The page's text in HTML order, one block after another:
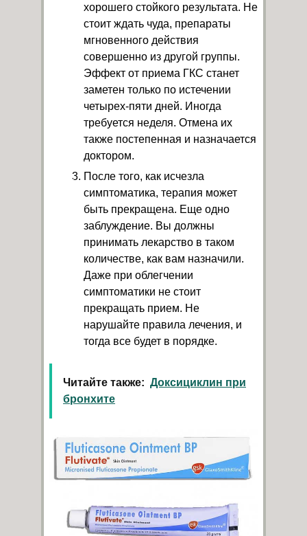
хорошего стойкого результата. Не
стоит ждать чуда, препараты
мгновенного действия
совершенно из другой группы.
Эффект от приема ГКС станет
заметен только по истечении
четырех-пяти дней. Иногда
требуется неделя. Отмена их
также постепенная и назначается
доктором.
После того, как исчезла
симптоматика, терапия может
быть прекращена. Еще одно
заблуждение. Вы должны
принимать лекарство в таком
количестве, как вам назначили.
Даже при облегчении
симптоматики не стоит
прекращать прием. Не
нарушайте правила лечения, и
тогда все будет в порядке.
Читайте также: Доксициклин при
бронхите